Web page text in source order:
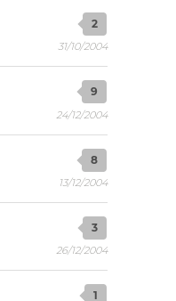
2
31/10/2004
9
24/12/2004
8
13/12/2004
3
26/12/2004
1